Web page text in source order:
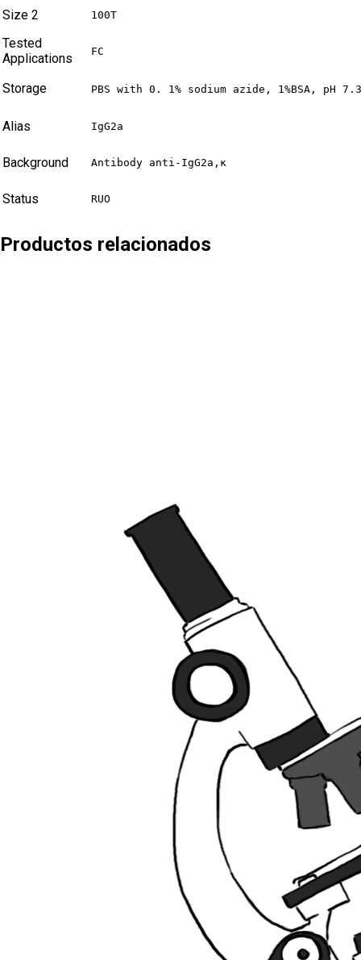
Size 2 100T
Tested
Applications
FC
Storage PBS with 0. 1% sodium azide, 1%BSA,
Alias IgG2a
Background Antibody anti-IgG2a,κ
Status RUO
Productos relacionados